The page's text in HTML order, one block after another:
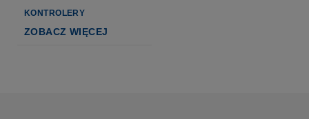
KONTROLERY
ZOBACZ WIĘCEJ